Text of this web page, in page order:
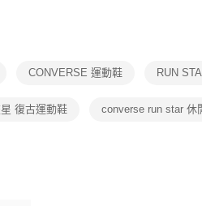
１．透過
交易，需
２．關於
CONVERSE 運動鞋 RUN
復古運動鞋 converse run star 休